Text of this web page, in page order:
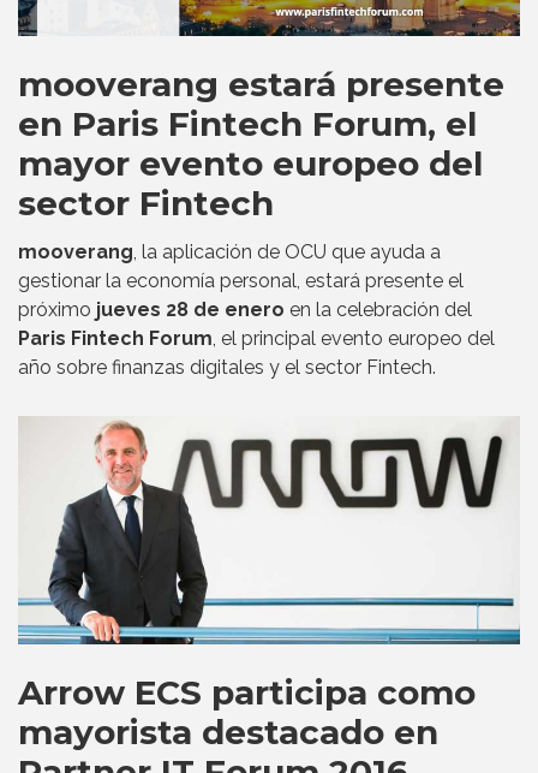
mooverang estará presente
en Paris Fintech Forum, el
mayor evento europeo del
sector Fintech
mooverang, la aplicación de OCU que ayuda a
gestionar la economía personal, estará presente el
próximo jueves 28 de enero en la celebración del
Paris Fintech Forum, el principal evento europeo del
año sobre finanzas digitales y el sector Fintech.
Arrow ECS participa como
mayorista destacado en